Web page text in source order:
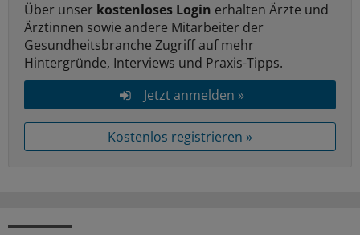
Über unser kostenloses Login erhalten Ärzte und
Ärztinnen sowie andere Mitarbeiter der
Gesundheitsbranche Zugriff auf mehr
Hintergründe, Interviews und Praxis-Tipps.
Jetzt anmelden »
Kostenlos registrieren »